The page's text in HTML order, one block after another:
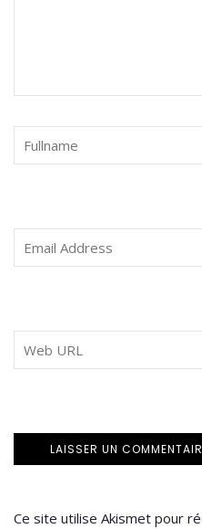
Ce site utilise Akismet pour